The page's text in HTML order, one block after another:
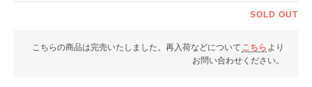
SOLD OUT
こちらの商品は完売いたしました。再入荷などについて こちら より
お問い合わせください。